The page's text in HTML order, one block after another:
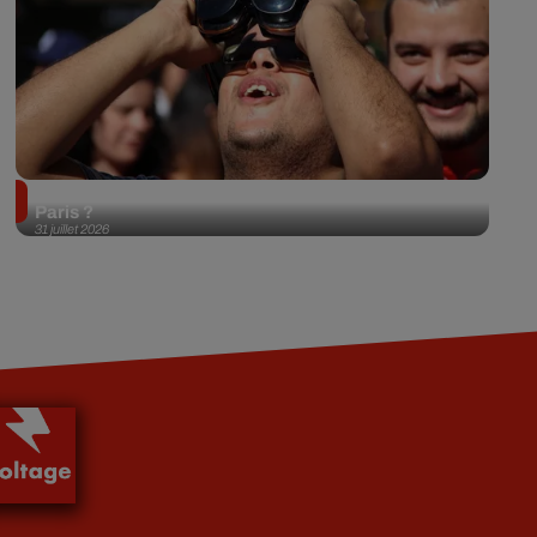
31 juillet 2026
Paris ?